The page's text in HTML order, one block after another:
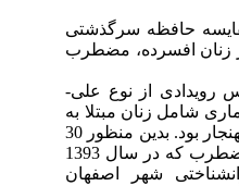
حافظه سرگذشتی
افسرده، مضطرب
از نوع علی-
شامل زنان مبتلا به
افسردگی، اضطراب و بهنجار بود. بدین منظور 30
زن افسرده و 30 زن مضطرب که در سال 1393
شهر اصفهان